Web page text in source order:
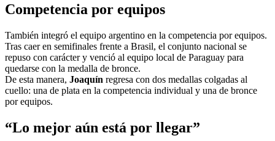
Competencia por equipos
También integró el equipo argentino en la competencia por equipos.
Tras caer en semifinales frente a Brasil, el conjunto nacional se
repuso con carácter y venció al equipo local de Paraguay para
quedarse con la medalla de bronce.
De esta manera, Joaquín regresa con dos medallas colgadas al
cuello: una de plata en la competencia individual y una de bronce
por equipos.
“Lo mejor aún está por llegar”